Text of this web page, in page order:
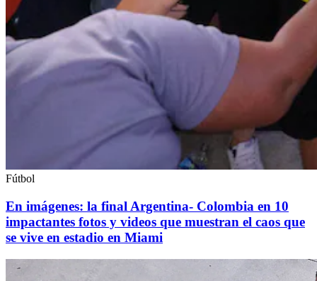
Fútbol
En imágenes: la final Argentina- Colombia en 10
impactantes fotos y videos que muestran el caos que
se vive en estadio en Miami